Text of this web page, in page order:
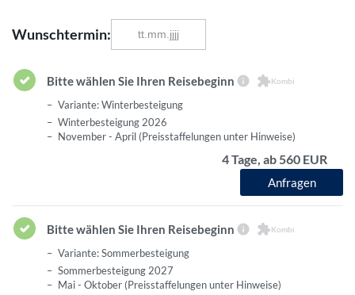
Wunschtermin:
Bitte wählen Sie Ihren Reisebeginn Kombi
Variante: Winterbesteigung
Winterbesteigung 2026
November - April (Preisstaffelungen unter Hinweise)
4 Tage, ab 560 EUR
Anfragen
Bitte wählen Sie Ihren Reisebeginn Kombi
Variante: Sommerbesteigung
Sommerbesteigung 2027
Mai - Oktober (Preisstaffelungen unter Hinweise)